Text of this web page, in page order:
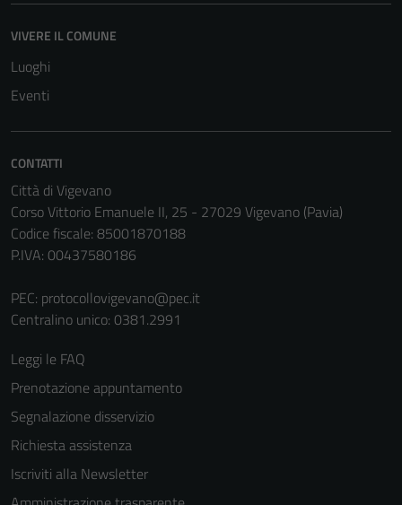
VIVERE IL COMUNE
Luoghi
Eventi
CONTATTI
Città di Vigevano
Corso Vittorio Emanuele II, 25 - 27029 Vigevano (Pavia)
Codice fiscale: 85001870188
P.IVA: 00437580186
PEC: protocollovigevano@pec.it
Centralino unico: 0381.2991
Leggi le FAQ
Prenotazione appuntamento
Segnalazione disservizio
Richiesta assistenza
Iscriviti alla Newsletter